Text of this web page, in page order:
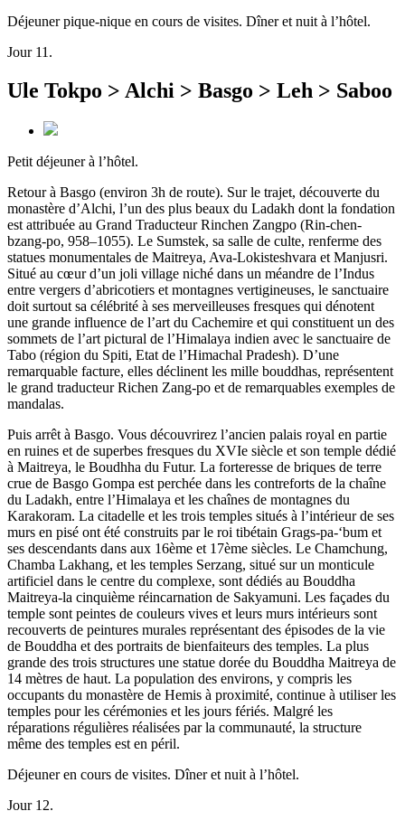
Déjeuner pique-nique en cours de visites. Dîner et nuit à l’hôtel.
Jour 11.
Ule Tokpo > Alchi > Basgo > Leh > Saboo
Petit déjeuner à l’hôtel.
Retour à Basgo (environ 3h de route). Sur le trajet, découverte du
monastère d’Alchi, l’un des plus beaux du Ladakh dont la fondation
est attribuée au Grand Traducteur Rinchen Zangpo (Rin-chen-
bzang-po, 958–1055). Le Sumstek, sa salle de culte, renferme des
statues monumentales de Maitreya, Ava-Lokisteshvara et Manjusri.
Situé au cœur d’un joli village niché dans un méandre de l’Indus
entre vergers d’abricotiers et montagnes vertigineuses, le sanctuaire
doit surtout sa célébrité à ses merveilleuses fresques qui dénotent
une grande influence de l’art du Cachemire et qui constituent un des
sommets de l’art pictural de l’Himalaya indien avec le sanctuaire de
Tabo (région du Spiti, Etat de l’Himachal Pradesh). D’une
remarquable facture, elles déclinent les mille bouddhas, représentent
le grand traducteur Richen Zang-po et de remarquables exemples de
mandalas.
Puis arrêt à Basgo. Vous découvrirez l’ancien palais royal en partie
en ruines et de superbes fresques du XVIe siècle et son temple dédié
à Maitreya, le Boudhha du Futur. La forteresse de briques de terre
crue de Basgo Gompa est perchée dans les contreforts de la chaîne
du Ladakh, entre l’Himalaya et les chaînes de montagnes du
Karakoram. La citadelle et les trois temples situés à l’intérieur de ses
murs en pisé ont été construits par le roi tibétain Grags-pa-‘bum et
ses descendants dans aux 16ème et 17ème siècles. Le Chamchung,
Chamba Lakhang, et les temples Serzang, situé sur un monticule
artificiel dans le centre du complexe, sont dédiés au Bouddha
Maitreya-la cinquième réincarnation de Sakyamuni. Les façades du
temple sont peintes de couleurs vives et leurs murs intérieurs sont
recouverts de peintures murales représentant des épisodes de la vie
de Bouddha et des portraits de bienfaiteurs des temples. La plus
grande des trois structures une statue dorée du Bouddha Maitreya de
14 mètres de haut. La population des environs, y compris les
occupants du monastère de Hemis à proximité, continue à utiliser les
temples pour les cérémonies et les jours fériés. Malgré les
réparations régulières réalisées par la communauté, la structure
même des temples est en péril.
Déjeuner en cours de visites. Dîner et nuit à l’hôtel.
Jour 12.